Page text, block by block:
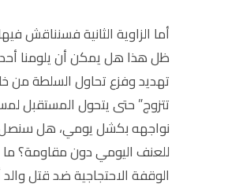
أما الزاوية الثانية فسنناقش
ظل هذا هل يمكن أن يلومنا
تهديد وفزع تحاول السلطة من
تتزوج” حتى يتحول المستقبل
نواجهه بكشل يومي، هل سنصل
للعنف اليومي دون مقاومة؟ ما
الوقفة الاحتجاجية ضد قتل